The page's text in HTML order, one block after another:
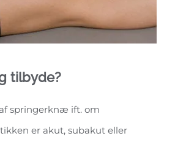
tilbyde?
springerknæ ift. om
er akut, subakut eller